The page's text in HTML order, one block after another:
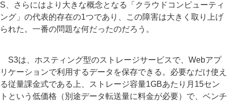
S、さらにはより大きな概念となる「クラウドコンピューティ
ング」の代表的存在の1つであり、この障害は大きく取り上げ
られた。一番の問題な何だったのだろう。
S3は、ホスティング型のストレージサービスで、Webアプ
リケーションで利用するデータを保存できる。必要なだけ使え
る従量課金式である上、ストレージ容量1GBあたり月15セン
トという低価格（別途データ転送量に料金が必要）で、ベンチ